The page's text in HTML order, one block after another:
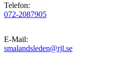
Telefon:
072-2087905
E-Mail:
smalandsleden@rjl.se